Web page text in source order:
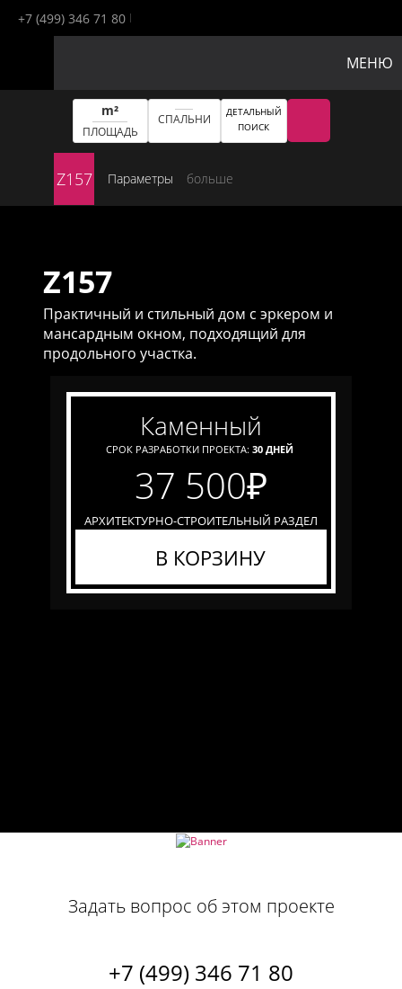
+7 (499) 346 71 80
МЕНЮ
m²
ПЛОЩАДЬ
СПАЛЬНИ
ДЕТАЛЬНЫЙ
ПОИСК
Z157 Параметры больше
Z157
Практичный и стильный дом с эркером и
мансардным окном, подходящий для
продольного участка.
каменный
СРОК РАЗРАБОТКИ ПРОЕКТА: 30 ДНЕЙ
37 500₽
АРХИТЕКТУРНО-СТРОИТЕЛЬНЫЙ РАЗДЕЛ
В КОРЗИНУ
Задать вопрос об этом проекте
+7 (499) 346 71 80